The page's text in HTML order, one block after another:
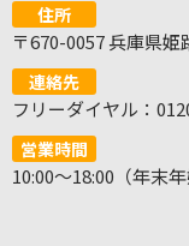
住所
〒670-0057 兵庫県
連絡先
フリーダイヤル：
営業時間
10:00～18:00（年末年